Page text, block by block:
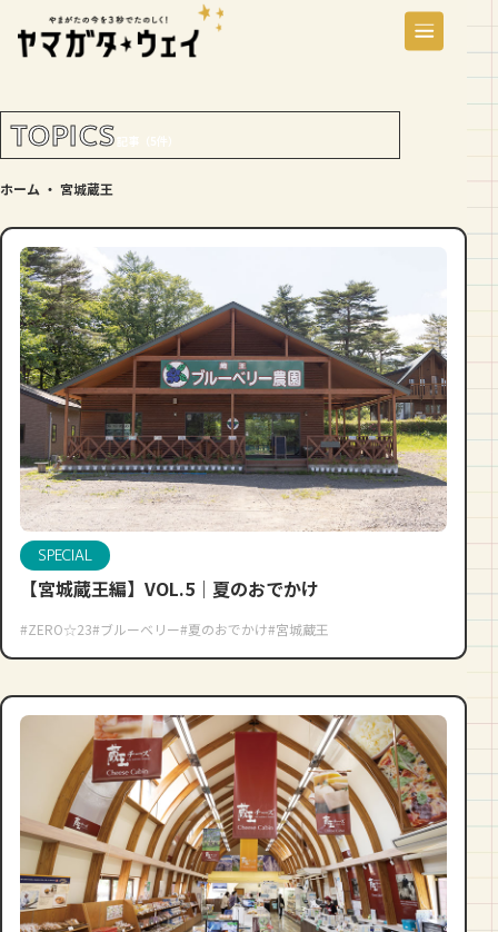
TOPICS 記事（5件）
ホーム ・ 宮城蔵王
SPECIAL
【宮城蔵王編】VOL.5｜夏のおでかけ
#ZERO☆23#ブルーベリー#夏のおでかけ#宮城蔵王